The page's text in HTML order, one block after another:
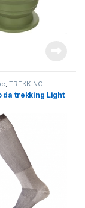
possono essere
, TREKKING
da trekking Light